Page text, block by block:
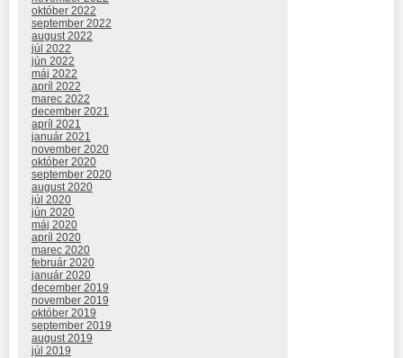
október 2022
september 2022
august 2022
júl 2022
jún 2022
máj 2022
apríl 2022
marec 2022
december 2021
apríl 2021
január 2021
november 2020
október 2020
september 2020
august 2020
júl 2020
jún 2020
máj 2020
apríl 2020
marec 2020
február 2020
január 2020
december 2019
november 2019
október 2019
september 2019
august 2019
júl 2019